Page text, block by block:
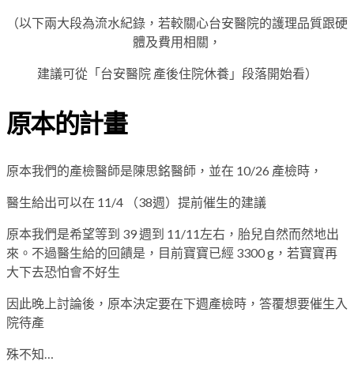
（以下兩大段為流水紀錄，若較關心台安醫院的護理品質跟硬
體及費用相關，
建議可從「台安醫院 產後住院休養」段落開始看）
原本的計畫
原本我們的產檢醫師是陳思銘醫師，並在 10/26 產檢時，
醫生給出可以在 11/4 （38週）提前催生的建議
原本我們是希望等到 39 週到 11/11左右，胎兒自然而然地出
來。不過醫生給的回饋是，目前寶寶已經 3300 g，若寶寶再
大下去恐怕會不好生
因此晚上討論後，原本決定要在下週產檢時，答覆想要催生入
院待產
殊不知…